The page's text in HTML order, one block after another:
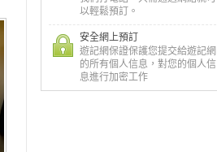
以輕鬆預訂。
安全網上預訂
遊記網保證保護您提交給遊記網
的所有個人信息，對您的個人信
息進行加密工作